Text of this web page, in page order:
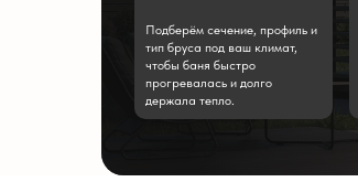
Подберём сечение, профиль и
тип бруса под ваш климат,
чтобы баня быстро
прогревалась и долго
держала тепло.